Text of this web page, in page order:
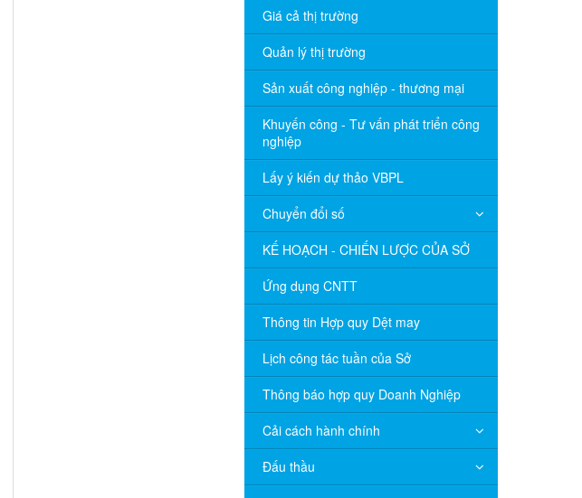
Giá cả thị trường
Quản lý thị trường
Sản xuất công nghiệp - thương mại
Khuyến công - Tư vấn phát triển công
nghiệp
Lấy ý kiến dự thảo VBPL
Chuyển đổi số
KẾ HOẠCH - CHIẾN LƯỢC CỦA SỞ
Ứng dụng CNTT
Thông tin Hợp quy Dệt may
Lịch công tác tuần của Sở
Thông báo hợp quy Doanh Nghiệp
Cải cách hành chính
Đấu thầu